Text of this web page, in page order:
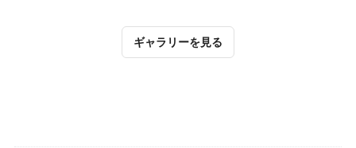
ギャラリーを見る